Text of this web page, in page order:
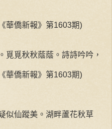
華僑新報》第1603期)
覓覓秋秋蔭蔭。詩詩吟吟，
華僑新報》第1603期)
似仙蹤美。湖畔蘆花秋草